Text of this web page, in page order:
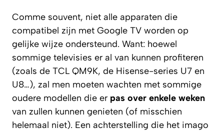
Comme souvent, niet alle apparaten die
compatibel zijn met Google TV worden op
gelijke wijze ondersteund. Want: hoewel
sommige televisies er al van kunnen profiteren
(zoals de TCL QM9K, de Hisense-series U7 en
U8…), zal men moeten wachten met sommige
oudere modellen die er pas over enkele weken
van zullen kunnen genieten (of misschien
helemaal niet). Een achterstelling die het imago